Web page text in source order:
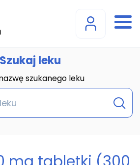
Szukaj leku
szukanego leku